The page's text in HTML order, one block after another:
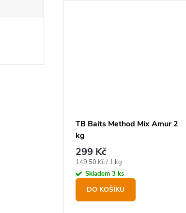
TB Baits Method Mix Amur 2
kg
299 Kč
Měrná
cena:
149,50 Kč / 1 kg
Skladem 3 ks
DO KOŠÍKU